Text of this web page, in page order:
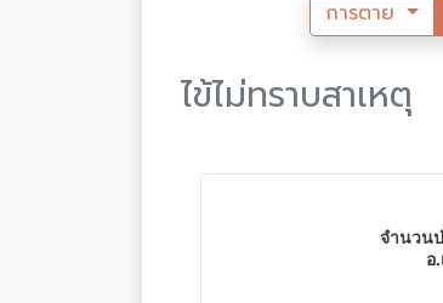
การตาย
ไข้ไม่ทราบสาเหตุ